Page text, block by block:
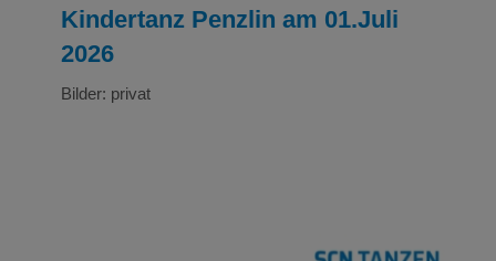
Kindertanz Penzlin am 01.Juli
2026
Bilder: privat